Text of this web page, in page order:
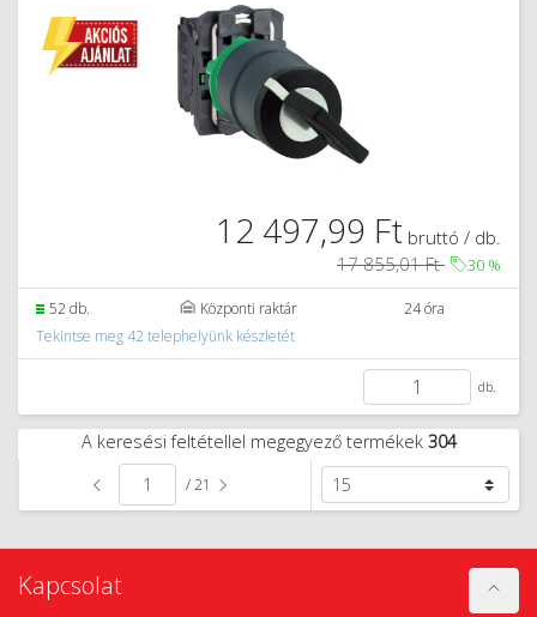
12 497,99 Ft bruttó / db.
17 855,01 Ft
30 %
52 db. Központi raktár
24 óra
Tekintse meg 42 telephelyünk készletét
db.
A keresési feltétellel megegyező termékek 304
/ 21
Kapcsolat